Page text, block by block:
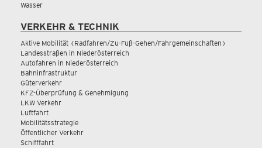
Wasser
VERKEHR & TECHNIK
Aktive Mobilität (Radfahren/Zu-Fuß-Gehen/Fahrgemeinschaften)
Landesstraßen in Niederösterreich
Autofahren in Niederösterreich
Bahninfrastruktur
Güterverkehr
KFZ-Überprüfung & Genehmigung
LKW Verkehr
Luftfahrt
Mobilitätsstrategie
Öffentlicher Verkehr
Schifffahrt